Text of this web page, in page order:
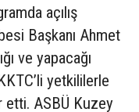
açılış
Başkanı Ahmet
ve yapacağı
yetkililerle
etti. ASBÜ Kuzey